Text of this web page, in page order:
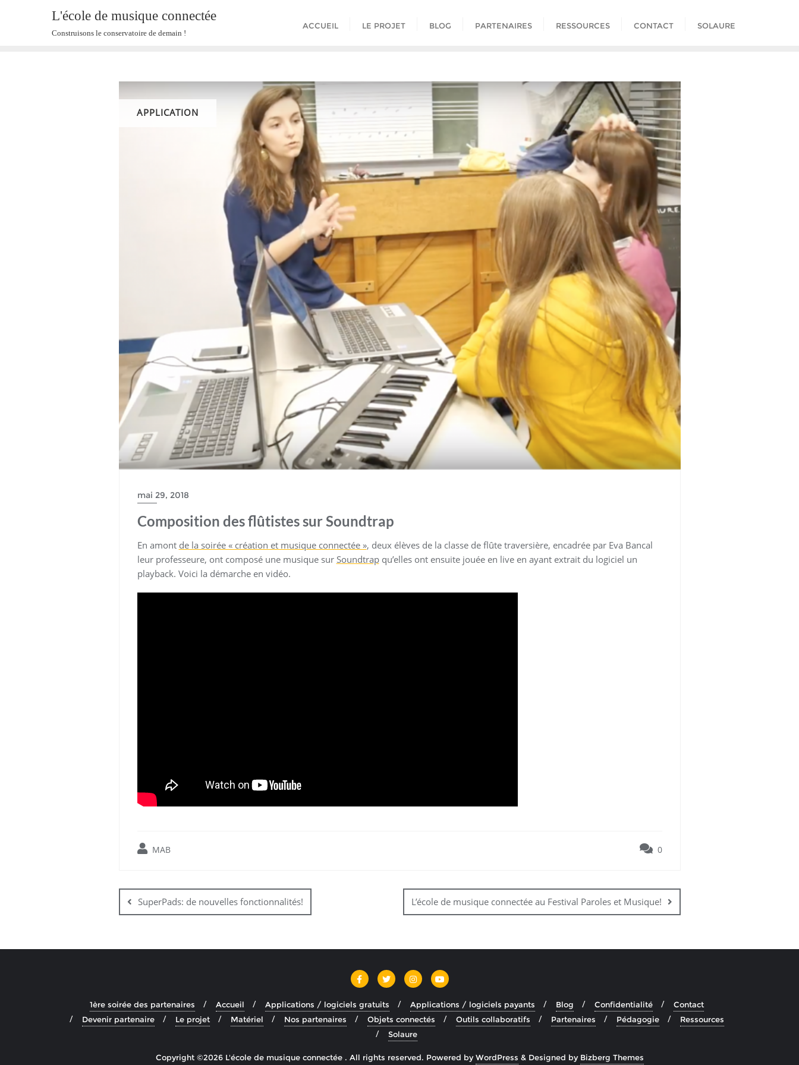
L'école de musique connectée
Construisons le conservatoire de demain !
ACCUEIL LE PROJET BLOG PARTENAIRES RESSOURCES CONTACT SOLAURE
APPLICATION
mai 29, 2018
Composition des flûtistes sur Soundtrap
En amont de la soirée « création et musique connectée », deux élèves de la classe de flûte traversière, encadrée par Eva Bancal
leur professeure, ont composé une musique sur Soundtrapqu’elles ont ensuite jouée en live en ayant extrait du logiciel un
playback. Voici la démarche en vidéo.
MAB 0
Navigation
deSuperPads: de nouvelles fonctionnalités! L’école de musique connectée au Festival Paroles et Musique!
1ère soirée des partenaires Accueil Applications / logiciels gratuits Applications / logiciels payants Blog Confidentialité
Contact
Devenir partenaire
Le projet Matériel Nos partenaires Objets connectés Outils collaboratifs Partenaires Pédagogie
Ressources
Solaure
Copyright ©2026 L'école de musique connectée . All rights reserved. Powered byWordPress & Designed by Bizberg Themes